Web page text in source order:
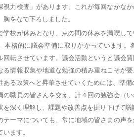
視力検査」があります。これが毎回なかな
胸をなで下ろしました。
学校が休みとなり、束の間の休みを満喫し
本格的に議会準備に取りかかっています
回転させています。議会活動というと議会
る情報収集や地道な勉強の積み重ねこそが
ある政策へと昇華させていくためには、準備
の職員の皆さんを交え、計４回の勉強会（
を深く理解し、課題や改善点を掘り下げて議
テーマについても、常に地域の皆さまの声
ます。